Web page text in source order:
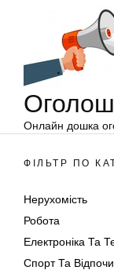
Онлайн дошка
ФІЛЬТР ПО
Нерухомість
Робота
Електроніка Та
Спорт Та